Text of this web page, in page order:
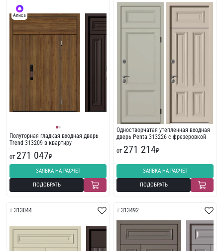
Алиса
Полуторная гладкая входная дверь
Trend 313209 в квартиру
от 271 047₽
ЗАЯВКА НА РАСЧЕТ
ПОДОБРАТЬ
Одностворчатая утепленная входная
дверь Penta 313226 с фрезеровкой
от 271 214₽
ЗАЯВКА НА РАСЧЕТ
ПОДОБРАТЬ
313044 313492